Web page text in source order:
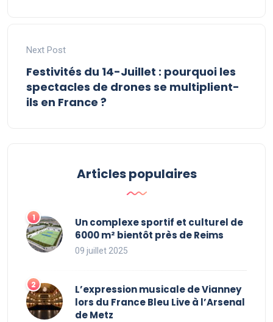
Next Post
Festivités du 14-Juillet : pourquoi les
spectacles de drones se multiplient-
ils en France ?
Articles populaires
Un complexe sportif et culturel de
6000 m² bientôt près de Reims
09 juillet 2025
L’expression musicale de Vianney
lors du France Bleu Live à l’Arsenal
de Metz